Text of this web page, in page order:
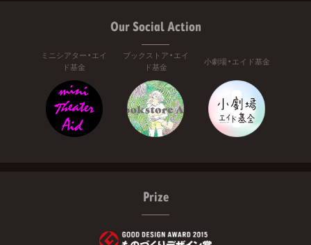
Our Social Action
ミニシアター・エイ
ド基金
ブックストア・エイ
ド基金
小劇場・エイド基金
Prize